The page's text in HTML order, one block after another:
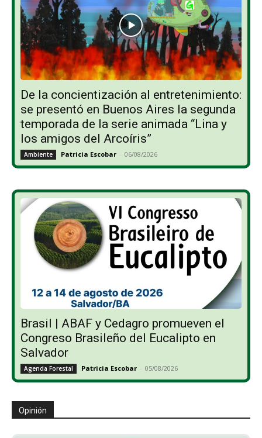
De la concientización al entretenimiento:
se presentó en Buenos Aires la segunda
temporada de la serie animada “Lina y
los amigos del Arcoíris”
Ambiente Patricia Escobar - 06/08/2026
Brasil | ABAF y Cedagro promueven el
Congreso Brasileño del Eucalipto en
Salvador
Agenda Forestal Patricia Escobar - 05/08/2026
Opinión